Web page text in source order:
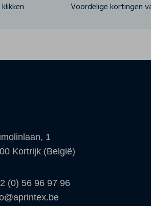
Voordelige kortingen
1
Kortrijk (België)
(0) 56 96 97 96